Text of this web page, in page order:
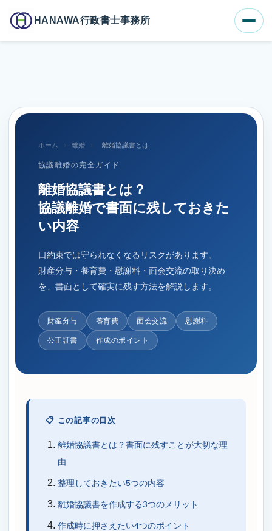
HANAWA行政書士事務所
ホーム
ブログ一覧
離婚協議書とは？協議離婚で書面に残しておきたい内容
ホーム › 離婚 › 離婚協議書とは
協議離婚の完全ガイド
離婚協議書とは？
協議離婚で書面に残しておきた
い内容
口約束では守られなくなるリスクがあります。
財産分与・養育費・慰謝料・面会交流の取り決め
を、書面として確実に残す方法を解説します。
財産分与 養育費 面会交流 慰謝料
公正証書 作成のポイント
📋 この記事の目次
離婚協議書とは？書面に残すことが大切な理
由
整理しておきたい5つの内容
離婚協議書を作成する3つのメリット
作成時に押さえたい4つのポイント